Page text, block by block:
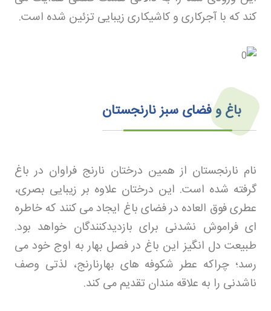
کند که با آجرکاری و کاشیکاری زیبایی تزئین شده است.
باغ و فضای سبز نارنجستان
نام نارنجستان از همین درختان نارنج فراوان در باغ
گرفته شده است. این درختان علاوه بر زیبایی بصری،
عطری فوق العاده در فضای باغ ایجاد می کنند که خاطره
ای فراموش نشدنی برای بازدیدکنندگان خواهد بود.
طبیعت دل انگیز این باغ در فصل بهار به اوج خود می
رسد؛ چراکه عطر شکوفه های بهارنارنج، لذتی وصف
ناشدنی را به علاقه مندان تقدیم می کند.